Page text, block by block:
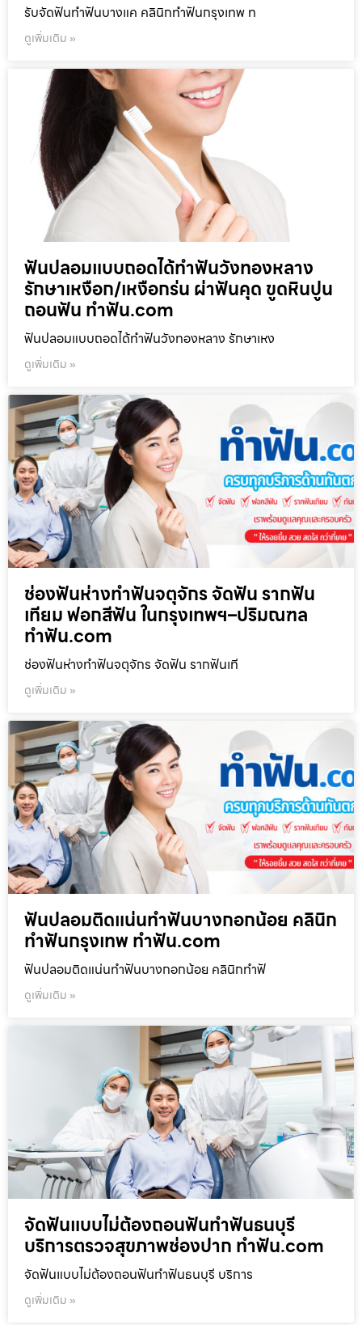
รับจัดฟันทำฟันบางแค คลินิกทำฟันกรุงเทพ ท
ดูเพิ่มเติม »
ฟันปลอมแบบถอดได้ทำฟันวังทองหลาง
รักษาเหงือก/เหงือกร่น ผ่าฟันคุด ขูดหินปูน
ถอนฟัน ทำฟัน.com
ฟันปลอมแบบถอดได้ทำฟันวังทองหลาง รักษาเหง
ดูเพิ่มเติม »
ช่องฟันห่างทำฟันจตุจักร จัดฟัน รากฟัน
เทียม ฟอกสีฟัน ในกรุงเทพฯ–ปริมณฑล
ทำฟัน.com
ช่องฟันห่างทำฟันจตุจักร จัดฟัน รากฟันเที
ดูเพิ่มเติม »
ฟันปลอมติดแน่นทำฟันบางกอกน้อย คลินิก
ทำฟันกรุงเทพ ทำฟัน.com
ฟันปลอมติดแน่นทำฟันบางกอกน้อย คลินิกทำฟั
ดูเพิ่มเติม »
จัดฟันแบบไม่ต้องถอนฟันทำฟันธนบุรี
บริการตรวจสุขภาพช่องปาก ทำฟัน.com
จัดฟันแบบไม่ต้องถอนฟันทำฟันธนบุรี บริการ
ดูเพิ่มเติม »